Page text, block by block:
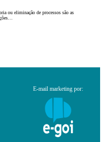
ou eliminação de processos são as
E-mail marketing por: